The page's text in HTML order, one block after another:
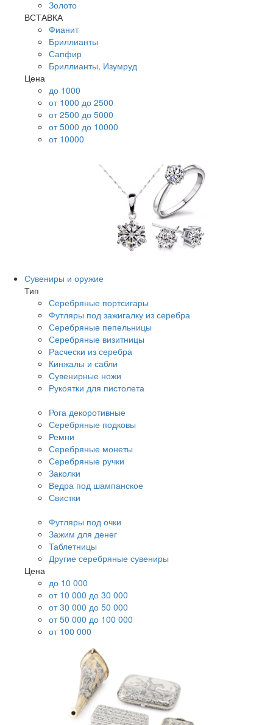
Золото
ВСТАВКА
Фианит
Бриллианты
Сапфир
Бриллианты, Изумруд
Цена
до 1000
от 1000 до 2500
от 2500 до 5000
от 5000 до 10000
от 10000
Сувениры и оружие
Тип
Серебряные портсигары
Футляры под зажигалку из серебра
Серебряные пепельницы
Серебряные визитницы
Расчески из серебра
Кинжалы и сабли
Сувенирные ножи
Рукоятки для пистолета
Рога декоротивные
Серебряные подковы
Ремни
Серебряные монеты
Серебряные ручки
Заколки
Ведра под шампанское
Свистки
Футляры под очки
Зажим для денег
Таблетницы
Другие серебряные сувениры
Цена
до 10 000
от 10 000 до 30 000
от 30 000 до 50 000
от 50 000 до 100 000
от 100 000